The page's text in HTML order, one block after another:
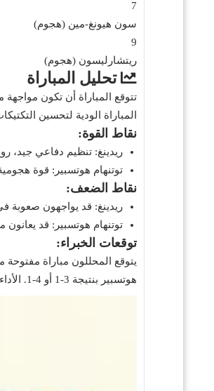
7
سون هيونغ-مين (هجوم)
9
ريتشارليسون (هجوم)
تحليل المباراة
تتوقع المباراة أن تكون مواجهة
المباراة الودية لتحسين
نقاط القوة:
ريدينغ: تنظيم دفاعي جيد،
توتنهام هوتسبير: قوة
نقاط الضعف:
ريدينغ: قد يواجهون صعوبة
توتنهام هوتسبير: قد
توقعات الخبراء:
يتوقع المحللون مباراة مفتوحة
هوتسبير بنتيجة 3-1 أو 4-1. الأداء الفردي للاعبين مثل سون هيونغ-مين وجيمس ماديسون من توتنهام قد يكون حاسماً.